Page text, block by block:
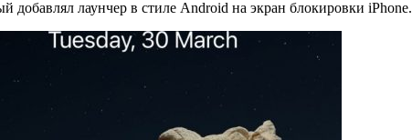
лаунчер в стиле Android на экран блокировки iPhone.